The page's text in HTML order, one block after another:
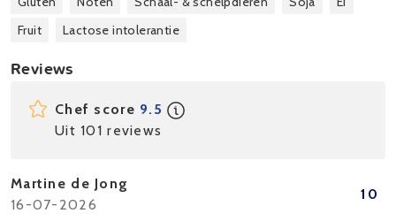
Fruit
Lactose intolerantie
Reviews
Chef score 9.5
Uit 101 reviews
Martine de Jong
16-07-2026
10